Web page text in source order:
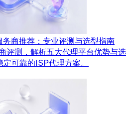
商推荐：专业评测与选型指南
评测，解析五大代理平台优势与选
可靠的ISP代理方案。